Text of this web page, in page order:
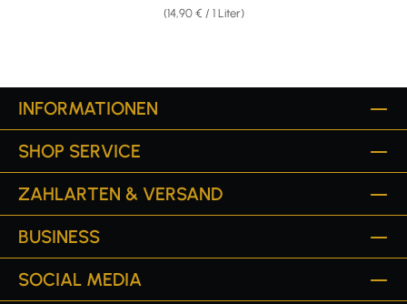
(14,90 € / 1 Liter)
INFORMATIONEN
SHOP SERVICE
ZAHLARTEN & VERSAND
BUSINESS
SOCIAL MEDIA